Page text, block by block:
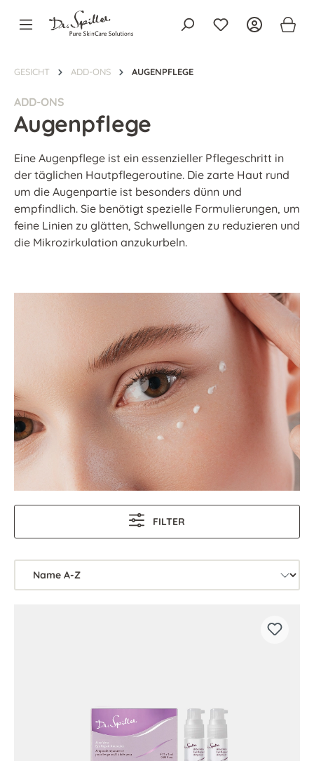
springen
GESICHT ADD-ONS AUGENPFLEGE
ADD-ONS
Augenpflege
Eine Augenpflege ist ein essenzieller Pflegeschritt in
der täglichen Hautpflegeroutine. Die zarte Haut rund
um die Augenpartie ist besonders dünn und
empfindlich. Sie benötigt spezielle Formulierungen, um
feine Linien zu glätten, Schwellungen zu reduzieren und
die Mikrozirkulation anzukurbeln.
FILTER